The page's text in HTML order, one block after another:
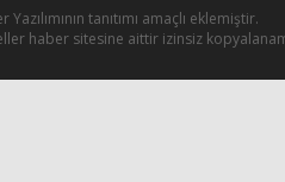
Yazılımının tanıtımı amaçlı eklemiştir.
haber sitesine aittir izinsiz